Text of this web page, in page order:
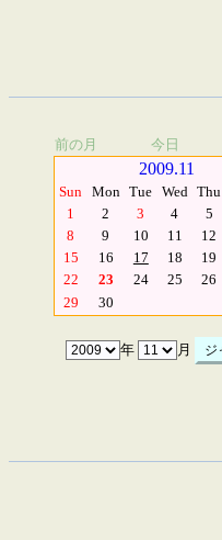
前の月 今日
2009.11
Sun Mon Tue Wed Thu
1
2 3 4 5
8
9 10 11 12
15
16 17 18 19
22
23 24 25 26
29
30
年 月